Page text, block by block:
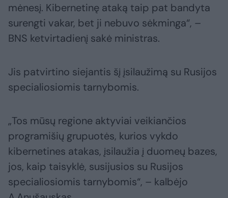
mėnesį. Kibernetinę ataką taip pat bandyta
surengti vakar, bet ji nebuvo sėkminga“, –
BNS ketvirtadienį sakė ministras.
Jis patvirtino siejantis šį įsilaužimą su Rusijos
specialiosiomis tarnybomis.
„Tos mūsų regione aktyviai veikiančios
programišių grupuotės, kurios vykdo
kibernetines atakas, įsilaužia į duomeų bazes,
jos, kaip taisyklė, susijusios su Rusijos
specialiosiomis tarnybomis“, – kalbėjo